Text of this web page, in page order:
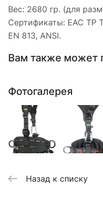
Вес: 2680 гр. (для
Сертификаты: EAC ТР
EN 813, ANSI.
Вам также может
Фотогалерея
Назад к списку